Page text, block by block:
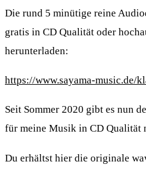
Die rund 5 minütige reine
gratis in CD Qualität oder
herunterladen:
https://www.sayama-music.de/
Seit Sommer 2020 gibt es nun
für meine Musik in CD Qualität
Du erhältst hier die originale